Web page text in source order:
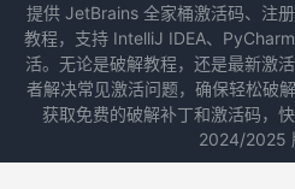
提供 JetBrains 全家桶激活码、注
教程，支持 IntelliJ IDEA、
活。无论是破解教程，还是最新激
者解决常见激活问题，确保轻松破
获取免费的破解补丁和激活码，
2024/2025